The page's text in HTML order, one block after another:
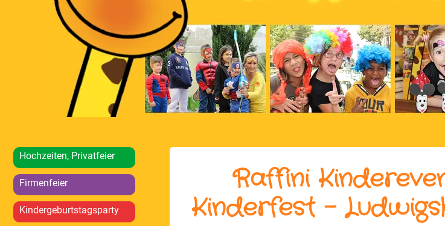
Hochzeiten, Privatfeier
Firmenfeier
Kindergeburtstagsparty
Raffini
Kinderfest –